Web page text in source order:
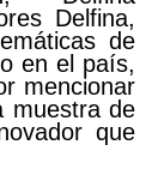
Delfina,
de
en el país,
mencionar
muestra de
que